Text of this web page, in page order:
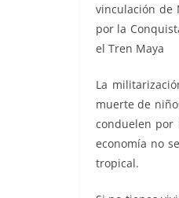
vinculación de
por la
el Tren Maya
La
muerte de
conduelen por
economía no
tropical.